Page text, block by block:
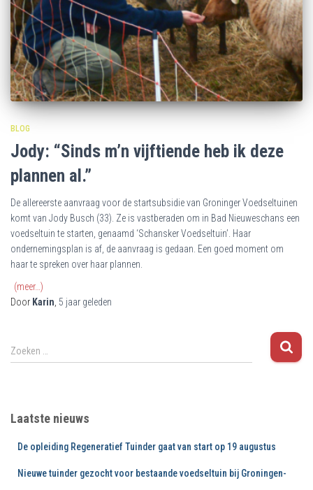
BLOG
Jody: “Sinds m’n vijftiende heb ik deze
plannen al.”
De allereerste aanvraag voor de startsubsidie van Groninger Voedseltuinen
komt van Jody Busch (33). Ze is vastberaden om in Bad Nieuweschans een
voedseltuin te starten, genaamd ‘Schansker Voedseltuin’. Haar
ondernemingsplan is af, de aanvraag is gedaan. Een goed moment om
haar te spreken over haar plannen.
(meer…)
Door Karin, 5 jaar geleden
Z
o
n
Zoeken …
Laatste nieuws
De opleiding Regeneratief Tuinder gaat van start op 19 augustus
Nieuwe tuinder gezocht voor bestaande voedseltuin bij Groningen-